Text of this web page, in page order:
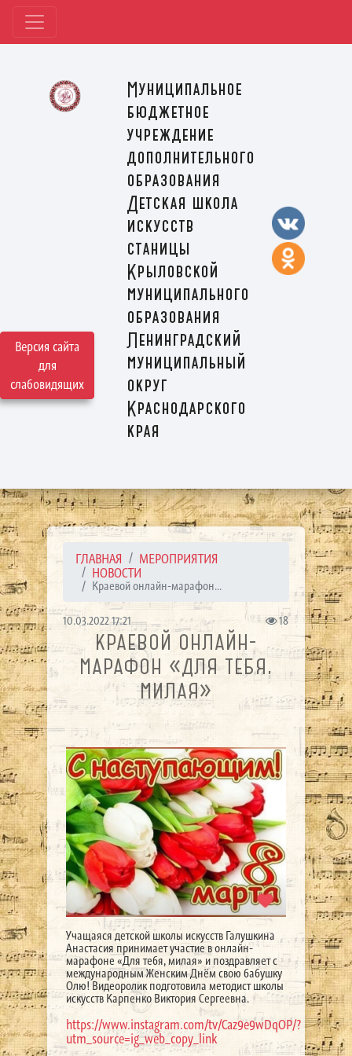
Версия сайта
для
слабовидящих
Муниципальное
бюджетное
учреждение
дополнительного
образования
Детская школа
искусств
станицы
Крыловской
муниципального
образования
Ленинградский
муниципальный
округ
Краснодарского
края
ГЛАВНАЯ
МЕРОПРИЯТИЯ
НОВОСТИ
Краевой онлайн-марафон...
10.03.2022 17:21 18
КРАЕВОЙ ОНЛАЙН-
МАРАФОН «ДЛЯ ТЕБЯ,
МИЛАЯ»
Учащаяся детской школы искусств Галушкина
Анастасия принимает участие в онлайн-
марафоне «Для тебя, милая» и поздравляет с
международным Женским Днём свою бабушку
Олю! Видеоролик подготовила методист школы
искусств Карпенко Виктория Сергеевна.
https://www.instagram.com/tv/Caz9e9wDqOP/?
utm_source=ig_web_copy_link